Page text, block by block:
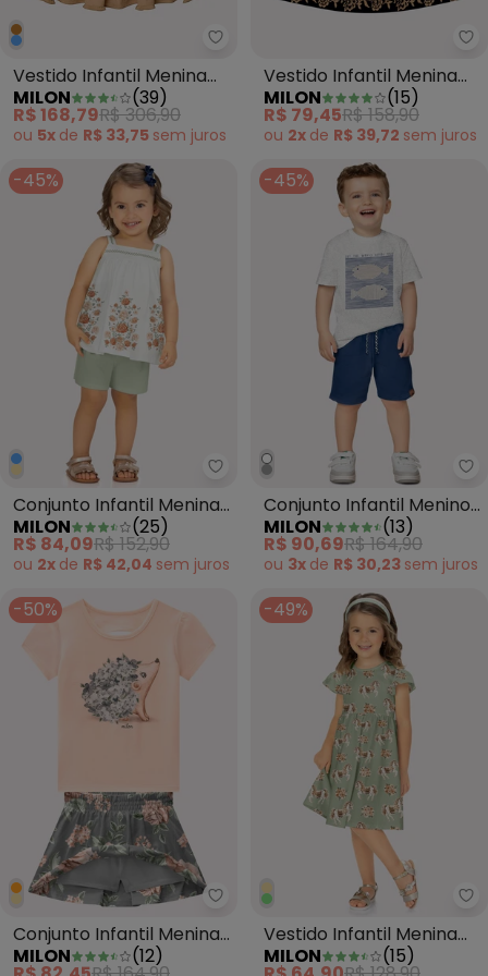
Milon - Vestido Infantil Menina
Vestido Infantil Menina
em Tricoline Marrom
MILON (39)
R$ 168,79R$ 306,90
ou 5x de R$ 33,75 sem juros
Vestido Infantil Menina
em Cotton Marrom
MILON (15)
R$ 79,45R$ 158,90
ou 2x de R$ 39,72 sem juros
-45%
Milon - Conjunto Infantil
Conjunto Infantil Menina
Flores Off White
MILON (25)
R$ 84,09R$ 152,90
ou 2x de R$ 42,04 sem juros
-45%
Conjunto Infantil Menino
Peixes Cinza
MILON (13)
R$ 90,69R$ 164,90
ou 3x de R$ 30,23 sem juros
-50%
Milon - Conjunto Infantil
Conjunto Infantil Menina
com Strass Laranja
MILON (12)
-49%
Vestido Infantil Menina
Cavalinhos Verde
MILON (15)